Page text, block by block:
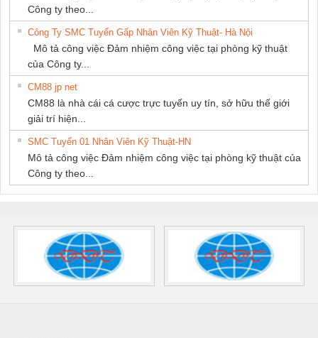
Công ty theo...
Công Ty SMC Tuyển Gấp Nhân Viên Kỹ Thuật- Hà Nội
Mô tả công việc Đảm nhiệm công việc tại phòng kỹ thuật
của Công ty...
CM88 jp net
CM88 là nhà cái cá cược trực tuyến uy tín, sở hữu thế giới
giải trí hiện...
SMC Tuyển 01 Nhân Viên Kỹ Thuật-HN
Mô tả công việc Đảm nhiệm công việc tại phòng kỹ thuật của
Công ty theo...